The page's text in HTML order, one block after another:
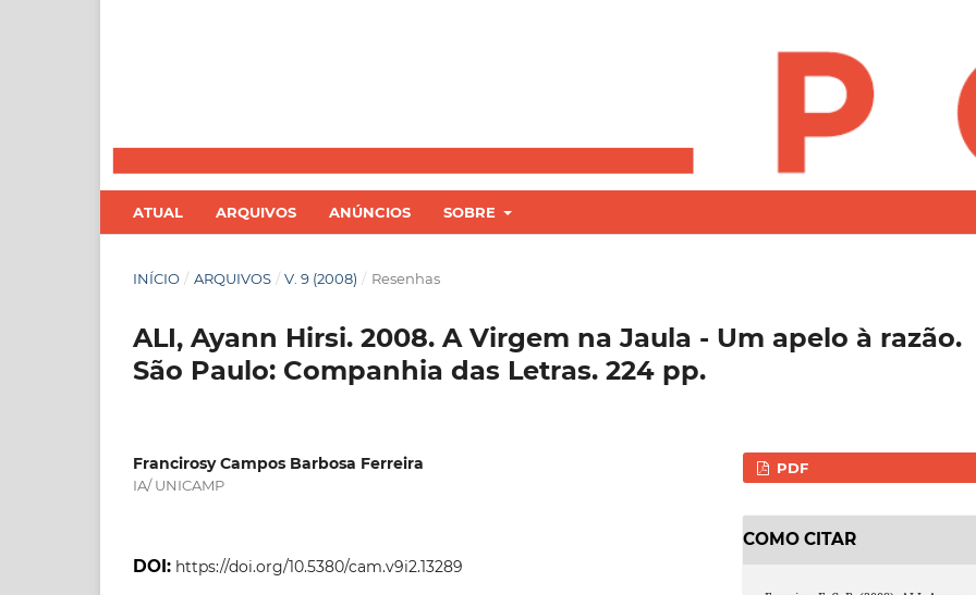
ATUAL ARQUIVOS ANÚNCIOS SOBRE
INÍCIO / ARQUIVOS / V. 9 (2008) / Resenhas
ALI, Ayann Hirsi. 2008. A Virgem na Jaula - Um apelo à razão.
São Paulo: Companhia das Letras. 224 pp.
Francirosy Campos Barbosa Ferreira
IA/ UNICAMP
DOI: https://doi.org/10.5380/cam.v9i2.13289
PDF
COMO CITAR